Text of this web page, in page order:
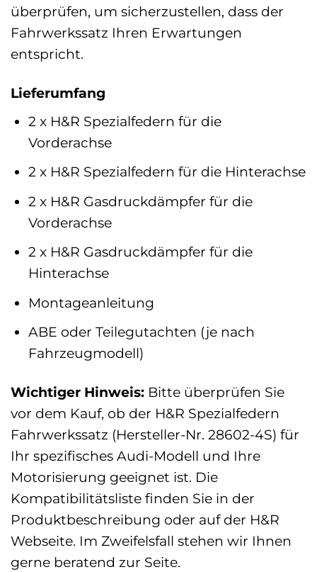
überprüfen, um sicherzustellen, dass der
Fahrwerkssatz Ihren Erwartungen
entspricht.
Lieferumfang
2 x H&R Spezialfedern für die
Vorderachse
2 x H&R Spezialfedern für die Hinterachse
2 x H&R Gasdruckdämpfer für die
Vorderachse
2 x H&R Gasdruckdämpfer für die
Hinterachse
Montageanleitung
ABE oder Teilegutachten (je nach
Fahrzeugmodell)
Wichtiger Hinweis: Bitte überprüfen Sie
vor dem Kauf, ob der H&R Spezialfedern
Fahrwerkssatz (Hersteller-Nr. 28602-4S) für
Ihr spezifisches Audi-Modell und Ihre
Motorisierung geeignet ist. Die
Kompatibilitätsliste finden Sie in der
Produktbeschreibung oder auf der H&R
Webseite. Im Zweifelsfall stehen wir Ihnen
gerne beratend zur Seite.